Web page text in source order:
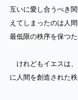
互いに愛し合うべき
えてしまったのは人
最低限の秩序を保つ
けれどもイエスは、
に人間を創造された